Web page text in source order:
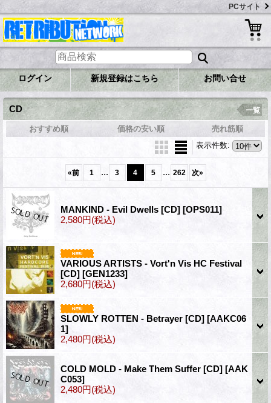
PCサイト
ログイン 新規登録はこちら お問い合せ
CD 一覧
おすすめ順 価格の安い順
売れ筋順
表示件数:
«前 1 ... 3 4 5 ... 262 次»
MANKIND - Evil Dwells [CD] [OPS011]
2,580円(税込)
VARIOUS ARTISTS - Vort'n Vis HC Festival
[CD] [GEN1233]
2,680円(税込)
SLOWLY ROTTEN - Betrayer [CD] [AAKC06
1]
2,480円(税込)
COLD MOLD - Make Them Suffer [CD] [AAK
C053]
2,480円(税込)